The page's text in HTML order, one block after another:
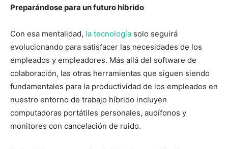
Preparándose para un futuro híbrido
Con esa mentalidad, la tecnología solo seguirá
evolucionando para satisfacer las necesidades de los
empleados y empleadores. Más allá del software de
colaboración, las otras herramientas que siguen siendo
fundamentales para la productividad de los empleados en
nuestro entorno de trabajo híbrido incluyen
computadoras portátiles personales, audífonos y
monitores con cancelación de ruido.